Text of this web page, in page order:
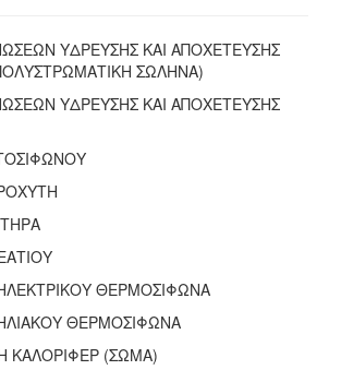
ΥΔΡΕΥΣΗΣ ΚΑΙ ΑΠΟΧΕΤΕΥΣΗΣ
ΣΩΛΗΝΑ)
ΥΔΡΕΥΣΗΣ ΚΑΙ ΑΠΟΧΕΤΕΥΣΗΣ
ΘΕΡΜΟΣΙΦΩΝΑ
ΘΕΡΜΟΣΙΦΩΝΑ
ΚΑΛΟΡΙΦΕΡ (ΣΩΜΑ)